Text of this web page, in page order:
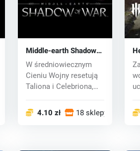
Middle-earth Shadow
of War (PC) CD key
W średniowiecznym
Cieniu Wojny resetują
Taliona i Celebriona,
4.10 zł 18 sklepy
key